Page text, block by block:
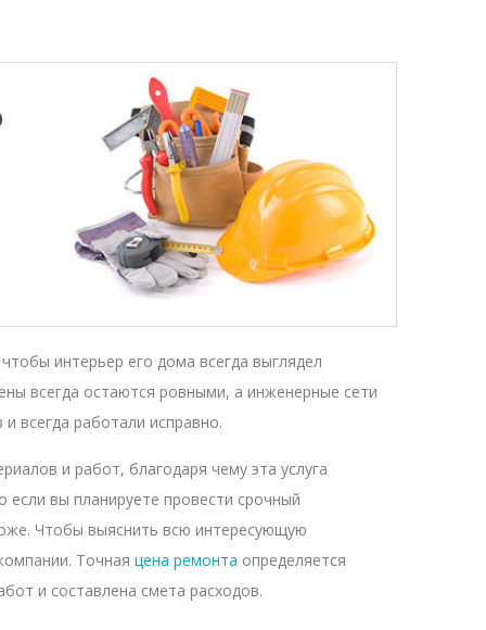
интерьер его дома всегда выглядел
всегда остаются ровными, а инженерные сети
всегда работали исправно.
и работ, благодаря чему эта услуга
если вы планируете провести срочный
Чтобы выяснить всю интересующую
Точная цена ремонта определяется
и составлена смета расходов.